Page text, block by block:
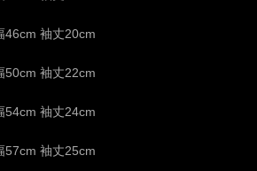
46cm 袖丈20cm
50cm 袖丈22cm
54cm 袖丈24cm
57cm 袖丈25cm